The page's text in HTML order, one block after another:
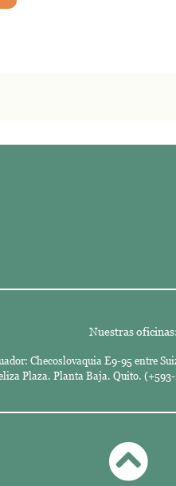
Nuestras oficinas:
Checoslovaquia E9-95 entre
Plaza. Planta Baja. Quito. (+593-